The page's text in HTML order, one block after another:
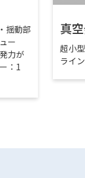
揺動部
ー
力が
：1
真
超小
ライ